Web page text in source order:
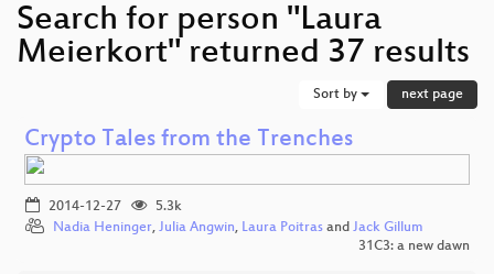
Search for person "Laura
Meierkort" returned 37 results
Sort by next page
Crypto Tales from the Trenches
2014-12-27
5.3k
Nadia Heninger, Julia Angwin, Laura Poitras and Jack Gillum
31C3: a new dawn